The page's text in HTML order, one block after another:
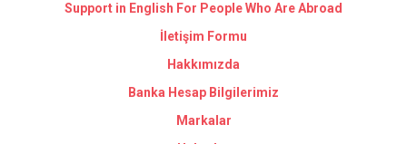
Support in English For People Who Are Abroad
İletişim Formu
Hakkımızda
Banka Hesap Bilgilerimiz
Markalar